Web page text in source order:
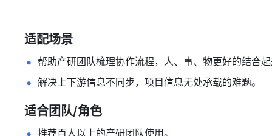
适配场景
帮助产研团队梳理协作流程，人、事、物更好的结合
解决上下游信息不同步，项目信息无处承载的难题。
适合团队/角色
推荐百人以上的产研团队使用。